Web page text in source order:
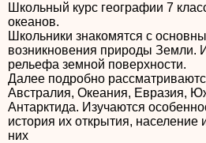
Школьный курс географии 7
океанов.
Школьники знакомятся с
возникновения природы Земли.
рельефа земной поверхности.
Далее подробно
Австралия, Океания, Евразия,
Антарктида. Изучаются
история их открытия,
них